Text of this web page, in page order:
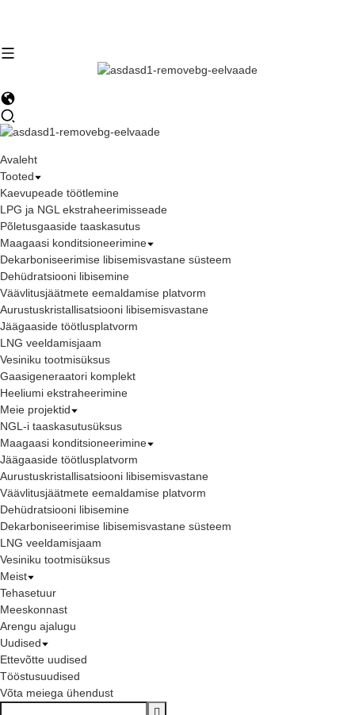
Avaleht
Tooted
Kaevupeade töötlemine
LPG ja NGL ekstraheerimisseade
Põletusgaaside taaskasutus
Maagaasi konditsioneerimine
Dekarboniseerimise libisemisvastane süsteem
Dehüdratsiooni libisemine
Väävlitusjäätmete eemaldamise platvorm
Aurustuskristallisatsiooni libisemisvastane
Jäägaaside töötlusplatvorm
LNG veeldamisjaam
Vesiniku tootmisüksus
Gaasigeneraatori komplekt
Heeliumi ekstraheerimine
Meie projektid
NGL-i taaskasutusüksus
Maagaasi konditsioneerimine
Jäägaaside töötlusplatvorm
Aurustuskristallisatsiooni libisemisvastane
Väävlitusjäätmete eemaldamise platvorm
Dehüdratsiooni libisemine
Dekarboniseerimise libisemisvastane süsteem
LNG veeldamisjaam
Vesiniku tootmisüksus
Meist
Tehasetuur
Meeskonnast
Arengu ajalugu
Uudised
Ettevõtte uudised
Tööstusuudised
Võta meiega ühendust